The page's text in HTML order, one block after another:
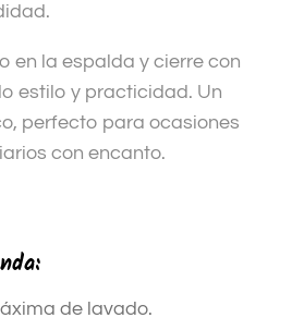
en la espalda y cierre con
estilo y practicidad. Un
perfecto para ocasiones
con encanto.
de lavado.